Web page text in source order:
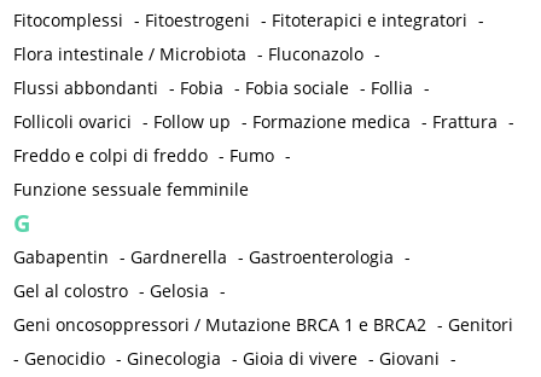
Fitocomplessi - Fitoestrogeni - Fitoterapici e integratori -
Flora intestinale / Microbiota - Fluconazolo -
Flussi abbondanti - Fobia - Fobia sociale - Follia -
Follicoli ovarici - Follow up - Formazione medica - Frattura -
Freddo e colpi di freddo - Fumo -
Funzione sessuale femminile
G
Gabapentin -Gardnerella -Gastroenterologia -
Gel al colostro -Gelosia -
Geni oncosoppressori / Mutazione BRCA 1 e BRCA2 -Genitori
-Genocidio -Ginecologia -Gioia di vivere -Giovani -